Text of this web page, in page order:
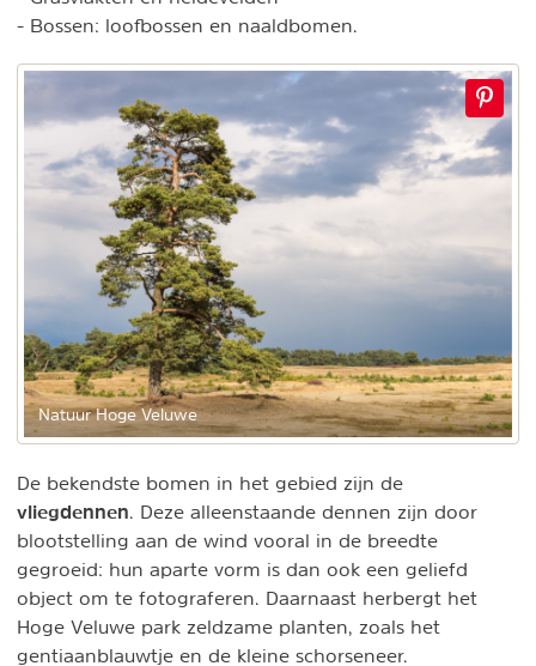
- Bossen: loofbossen en naaldbomen.
Natuur Hoge Veluwe
De bekendste bomen in het gebied zijn de
vliegdennen . Deze alleenstaande dennen zijn door
blootstelling aan de wind vooral in de breedte
gegroeid: hun aparte vorm is dan ook een geliefd
object om te fotograferen. Daarnaast herbergt het
Hoge Veluwe park zeldzame planten, zoals het
gentiaanblauwtje en de kleine schorseneer.